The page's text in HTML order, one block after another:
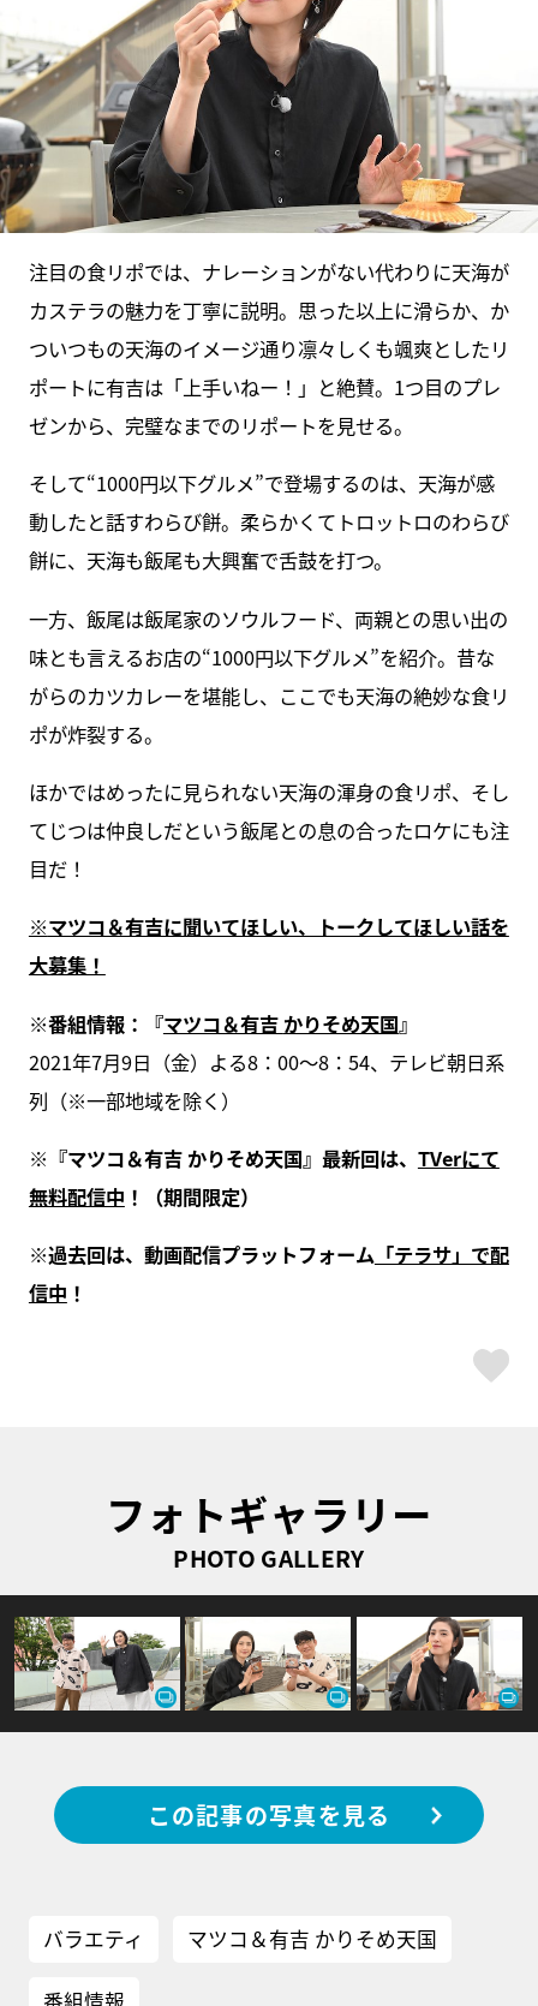
注目の食リポでは、ナレーションがない代わりに天海が
カステラの魅力を丁寧に説明。思った以上に滑らか、か
ついつもの天海のイメージ通り凛々しくも颯爽としたリ
ポートに有吉は「上手いねー！」と絶賛。1つ目のプレ
ゼンから、完璧なまでのリポートを見せる。
そして“1000円以下グルメ”で登場するのは、天海が感
動したと話すわらび餅。柔らかくてトロットロのわらび
餅に、天海も飯尾も大興奮で舌鼓を打つ。
一方、飯尾は飯尾家のソウルフード、両親との思い出の
味とも言えるお店の“1000円以下グルメ”を紹介。昔な
がらのカツカレーを堪能し、ここでも天海の絶妙な食リ
ポが炸裂する。
ほかではめったに見られない天海の渾身の食リポ、そし
てじつは仲良しだという飯尾との息の合ったロケにも注
目だ！
※マツコ＆有吉に聞いてほしい、トークしてほしい話を
大募集！
※番組情報：『マツコ＆有吉 かりそめ天国』
2021年7月9日（金）よる8：00～8：54、テレビ朝日系
列（※一部地域を除く）
※ 『マツコ＆有吉 かりそめ天国』最新回は、 TVerにて
無料配信中 ！（期間限定）
※過去回は、動画配信プラットフォーム「テラサ」で配
信中 ！
フォトギャラリー
PHOTO GALLERY
この記事の写真を見る
バラエティ マツコ＆有吉 かりそめ天国